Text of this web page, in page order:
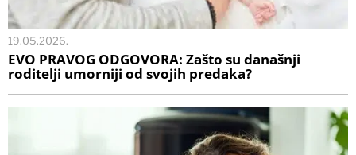
19.05.2026.
EVO PRAVOG ODGOVORA: Zašto su današnji
roditelji umorniji od svojih predaka?